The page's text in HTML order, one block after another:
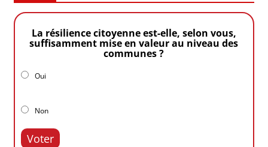
La résilience citoyenne est-elle, selon vous,
suffisamment mise en valeur au niveau des
communes ?
Oui
Non
Voter